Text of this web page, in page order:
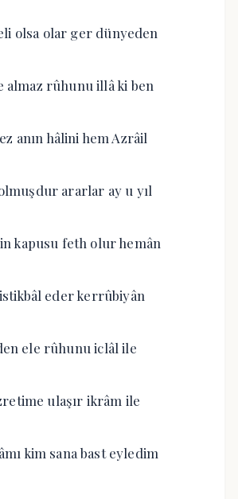
olsa olar ger dünyeden
almaz rûhunu illâ ki ben
anın hâlini hem Azrâil
ararlar ay u yıl
kapusu feth olur hemân
istikbâl eder kerrûbiyân
ele rûhunu iclâl ile
ulaşır ikrâm ile
kim sana bast eyledim